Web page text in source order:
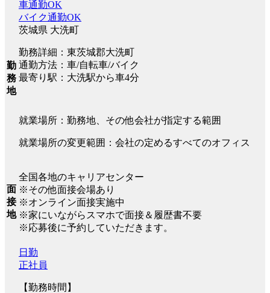
勤
務
地
車通勤OK
バイク通勤OK
茨城県 大洗町
勤務詳細：東茨城郡大洗町
通勤方法：車/自転車/バイク
最寄り駅：大洗駅から車4分
就業場所：勤務地、その他会社が指定する範囲
就業場所の変更範囲：会社の定めるすべてのオフィス
面
接
地
全国各地のキャリアセンター
※その他面接会場あり
※オンライン面接実施中
※家にいながらスマホで面接＆履歴書不要
※応募後に予約していただきます。
日勤
正社員
【勤務時間】